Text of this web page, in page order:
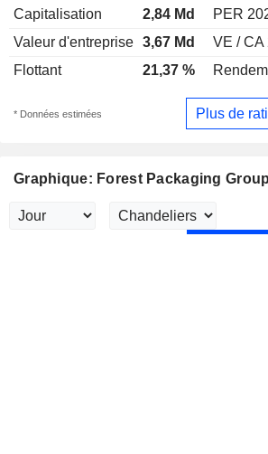
Capitalisation 2,84 Md PER
Valeur d'entreprise 3,67 Md VE / CA
Flottant
21,37 %
* Données estimées Plus de
Graphique: Forest Packaging